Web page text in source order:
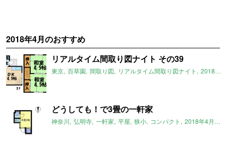
2018年4月のおすすめ
リアルタイム間取り図ナイト その39
東京 百草園 間取り図 リアルタイム間取り図ナイト 2018年4月のおすすめ
どうしても！で3畳の一軒家
神奈川 弘明寺 一軒家 平屋 狭小 コンパクト 2018年4月のおすすめ